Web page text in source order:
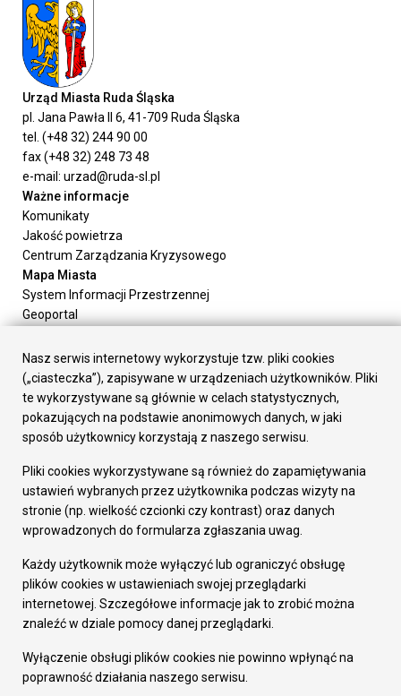
Urząd Miasta Ruda Śląska
pl. Jana Pawła II 6, 41-709 Ruda Śląska
tel. (+48 32) 244 90 00
fax (+48 32) 248 73 48
e-mail: urzad@ruda-sl.pl
Ważne informacje
Komunikaty
Jakość powietrza
Centrum Zarządzania Kryzysowego
Mapa Miasta
System Informacji Przestrzennej
Geoportal
Załatw sprawę
Prezydent Miasta
Rada Miasta
Wydziały
Elektroniczna Skrzynka Podawcza
Gospodarka
Fundusze europejskie
Środki krajowe
Oferty inwestycyjne
Pozostałe
Deklaracja dostępności
Dane osobowe
Dodaj opinię o witrynie
Nasz serwis internetowy wykorzystuje tzw. pliki cookies
(„ciasteczka”), zapisywane w urządzeniach użytkowników. Pliki
te wykorzystywane są głównie w celach statystycznych,
pokazujących na podstawie anonimowych danych, w jaki
sposób użytkownicy korzystają z naszego serwisu.
Pliki cookies wykorzystywane są również do zapamiętywania
ustawień wybranych przez użytkownika podczas wizyty na
stronie (np. wielkość czcionki czy kontrast) oraz danych
wprowadzonych do formularza zgłaszania uwag.
Każdy użytkownik może wyłączyć lub ograniczyć obsługę
plików cookies w ustawieniach swojej przeglądarki
internetowej. Szczegółowe informacje jak to zrobić można
znaleźć w dziale pomocy danej przeglądarki.
Wyłączenie obsługi plików cookies nie powinno wpłynąć na
poprawność działania naszego serwisu.